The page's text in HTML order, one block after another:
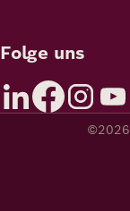
Folge uns